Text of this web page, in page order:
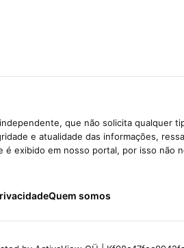
que não solicita qualquer
e atualidade das informações,
exibido em nosso portal, por isso
Quem somos